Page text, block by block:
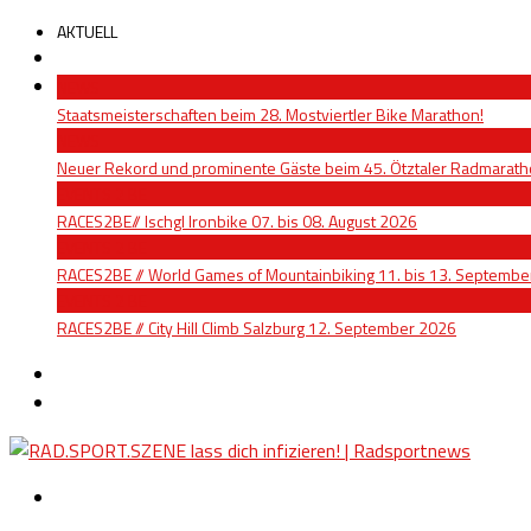
AKTUELL
Staatsmeisterschaften beim 28. Mostviertler Bike Marathon!
Neuer Rekord und prominente Gäste beim 45. Ötztaler
RACES2BE// Ischgl Ironbike 07. bis 08. August 2026
RACES2BE // World Games of Mountainbiking 11. bis 13.
RACES2BE // City Hill Climb Salzburg 12. September 2026